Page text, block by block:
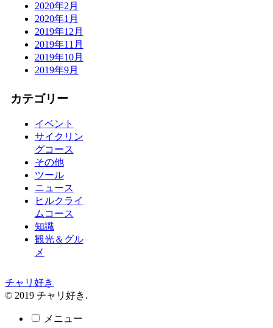
2020年2月
2020年1月
2019年12月
2019年11月
2019年10月
2019年9月
カテゴリー
イベント
サイクリン
グコース
その他
ツール
ニュース
ヒルクライ
ムコース
知識
観光＆グル
メ
チャリ好き
© 2019 チャリ好き.
メニュー